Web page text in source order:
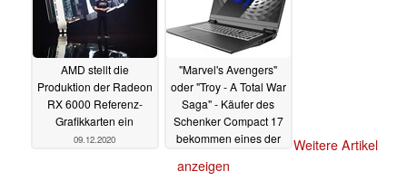
AMD stellt die
Produktion der Radeon
RX 6000 Referenz-
Grafikkarten ein
09.12.2020
"Marvel's Avengers"
oder "Troy - A Total War
Saga" - Käufer des
Schenker Compact 17
bekommen eines der
09.12.2020
Weitere Artikel
anzeigen